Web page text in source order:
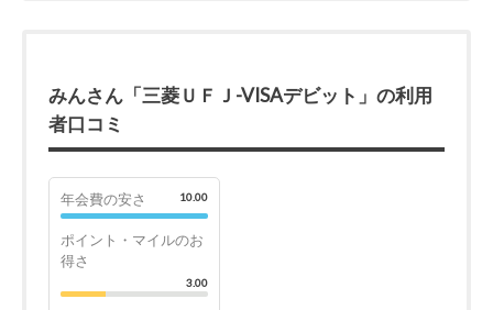
みんさん「三菱ＵＦＪ-VISAデビット」の利用
者口コミ
年会費の安さ 10.00
ポイント・マイルのお
得さ
3.00